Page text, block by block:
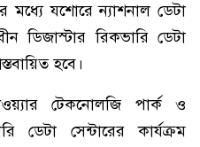
মধ্যে যশোরে ন্যাশনাল ডেটা
ডিজাস্টার রিকভারি ডেটা
হবে।
টেকনোলজি পার্ক ও
ডেটা সেন্টারের কার্যক্রম